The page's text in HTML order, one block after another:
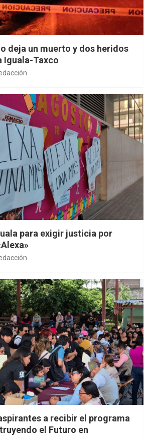
deja un muerto y dos heridos
Iguala-Taxco
para exigir justicia por
a recibir el programa
el Futuro en